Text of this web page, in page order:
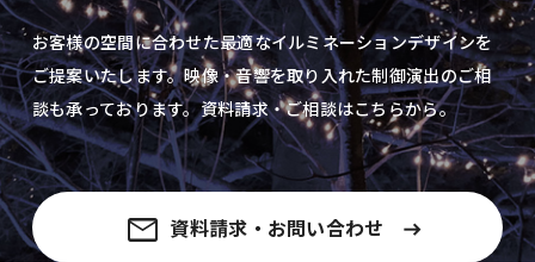
お客様の空間に合わせた最適なイルミネーションデザインを
ご提案いたします。映像・音響を取り入れた制御演出のご相
談も承っております。資料請求・ご相談はこちらから。
資料請求・お問い合わせ